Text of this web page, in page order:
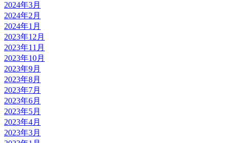
2024年3月
2024年2月
2024年1月
2023年12月
2023年11月
2023年10月
2023年9月
2023年8月
2023年7月
2023年6月
2023年5月
2023年4月
2023年3月